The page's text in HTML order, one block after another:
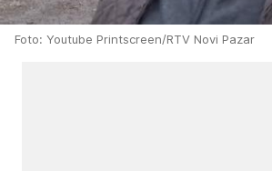
Foto: Youtube Printscreen/RTV Novi Pazar